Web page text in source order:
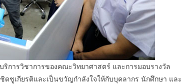
การวิชาการของคณะวิทยาศาสตร์ และการมอบรางวัล
ดชูเกียรติและเป็นขวัญกำลังใจให้กับบุคลากร นักศึกษา และ